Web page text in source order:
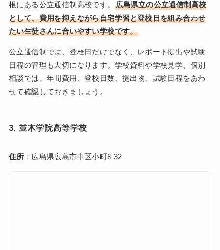
根にある公立通信制高校です。
広島県立の公立通信制高校
として、費用を抑えながら自宅学習と登校日を組み合わせ
たい生徒さんに合いやすい学校です。
公立通信制では、登校日だけでなく、レポート提出や試験
日程の管理も大切になります。学校資料や学校見学、個別
相談では、年間費用、登校日数、提出物、試験日程をあわ
せて確認しておきましょう。
3. 並木学院高等学校
住所： 広島県広島市中区小町8-32